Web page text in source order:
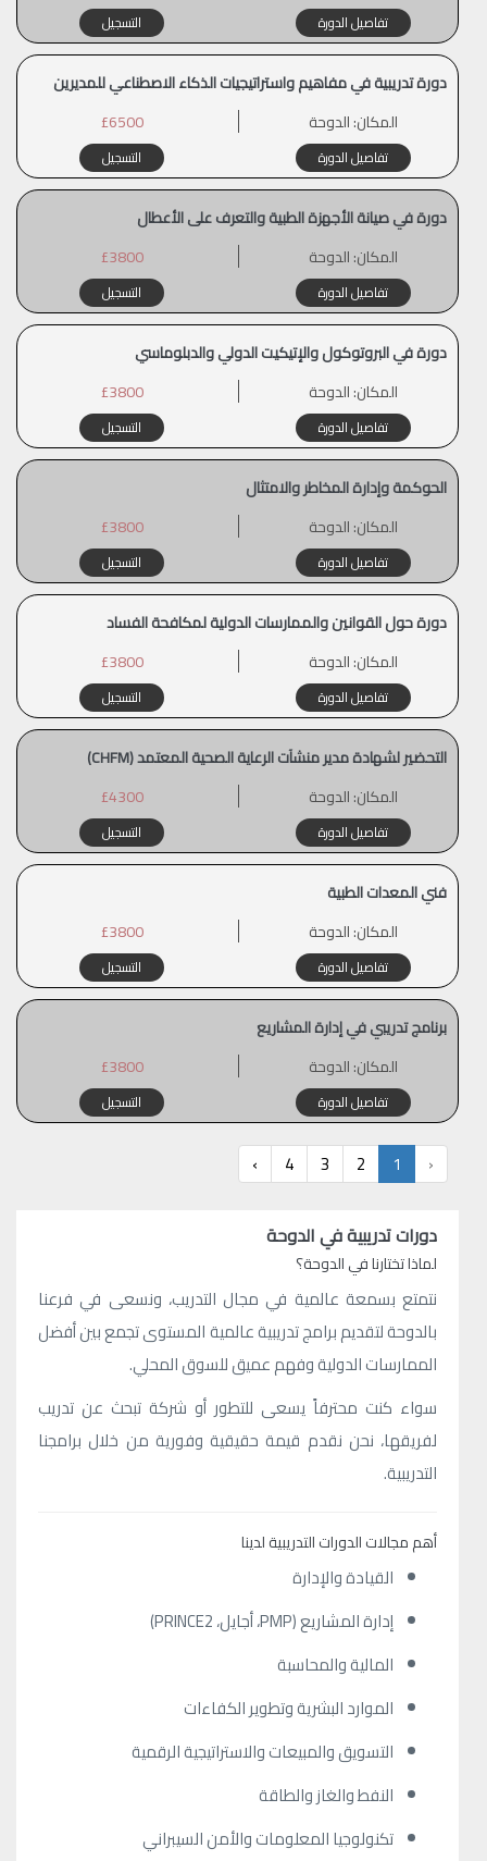
تفاصيل الدورة التسجيل
دورة تدريبية في مفاهيم واستراتيجيات الذكاء الاصطناعي للمديرين
المكان:الدوحة £6500
تفاصيل الدورة التسجيل
دورة في صيانة الأجهزة الطبية والتعرف على الأعطال
المكان:الدوحة £3800
تفاصيل الدورة التسجيل
دورة في البروتوكول والإتيكيت الدولي والدبلوماسي
المكان:الدوحة £3800
تفاصيل الدورة التسجيل
الحوكمة وإدارة المخاطر والامتثال
المكان:الدوحة £3800
تفاصيل الدورة التسجيل
دورة حول القوانين والممارسات الدولية لمكافحة الفساد
المكان:الدوحة £3800
تفاصيل الدورة التسجيل
التحضير لشهادة مدير منشآت الرعاية الصحية المعتمد (CHFM)
المكان:الدوحة £4300
تفاصيل الدورة التسجيل
فني المعدات الطبية
المكان:الدوحة £3800
تفاصيل الدورة التسجيل
برنامج تدريبي في إدارة المشاريع
المكان:الدوحة £3800
تفاصيل الدورة التسجيل
‹
1
2
3
4
›
دورات تدريبية في الدوحة
لماذا تختارنا في الدوحة؟
نتمتع بسمعة عالمية في مجال التدريب، ونسعى في فرعنا
بالدوحة لتقديم برامج تدريبية عالمية المستوى تجمع بين أفضل
الممارسات الدولية وفهم عميق للسوق المحلي.
سواء كنت محترفاً يسعى للتطور أو شركة تبحث عن تدريب
لفريقها، نحن نقدم قيمة حقيقية وفورية من خلال برامجنا
التدريبية.
أهم مجالات الدورات التدريبية لدينا
القيادة والإدارة
إدارة المشاريع (PMP، أجايل، PRINCE2)
المالية والمحاسبة
الموارد البشرية وتطوير الكفاءات
التسويق والمبيعات والاستراتيجية الرقمية
النفط والغاز والطاقة
تكنولوجيا المعلومات والأمن السيبراني